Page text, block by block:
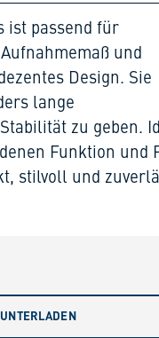
ist passend für
und
Design. Sie
lange
zu geben.
Funktion und
stilvoll und